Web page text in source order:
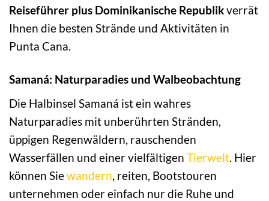
Reiseführer plus Dominikanische Republikverrät
Ihnen die besten Strände und Aktivitäten in
Punta Cana.
Samaná: Naturparadies und Walbeobachtung
Die Halbinsel Samaná ist ein wahres
Naturparadies mit unberührten Stränden,
üppigen Regenwäldern, rauschenden
Wasserfällen und einer vielfältigen Tierwelt. Hier
können Siewandern, reiten, Bootstouren
unternehmen oder einfach nur die Ruhe und